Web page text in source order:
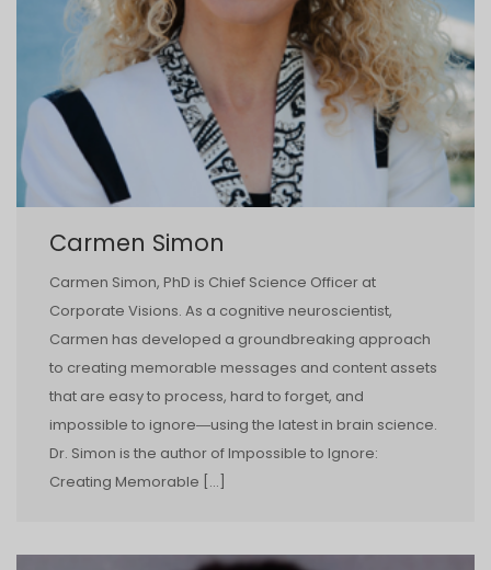
Carmen Simon
Carmen Simon, PhD is Chief Science Officer at
Corporate Visions. As a cognitive neuroscientist,
Carmen has developed a groundbreaking approach
to creating memorable messages and content assets
that are easy to process, hard to forget, and
impossible to ignore―using the latest in brain science.
Dr. Simon is the author of Impossible to Ignore:
Creating Memorable […]